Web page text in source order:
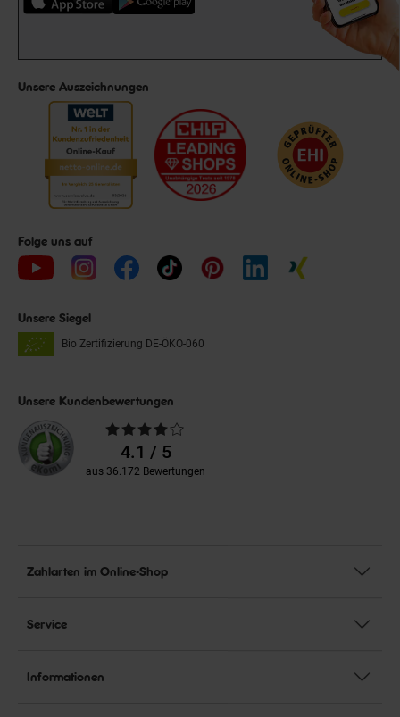
Unsere Auszeichnungen
Folge uns auf
Unsere Siegel
Bio Zertifizierung DE-ÖKO-060
Unsere Kundenbewertungen
Durchschnittliche
Bewertungen4.1 / 5
aus 36.172 Bewertungen
Zahlarten im Online-Shop
Service
Informationen